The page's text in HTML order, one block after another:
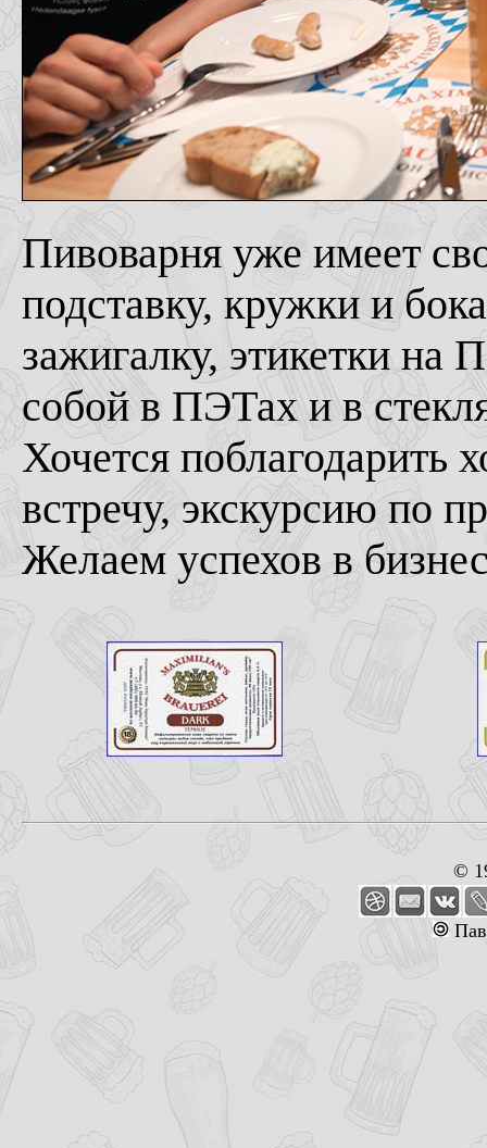
Пивоварня уже имеет
подставку, кружки и
зажигалку, этикетки
собой в ПЭТах и в
Хочется поблагодарить
встречу, экскурсию по
Желаем успехов в
©